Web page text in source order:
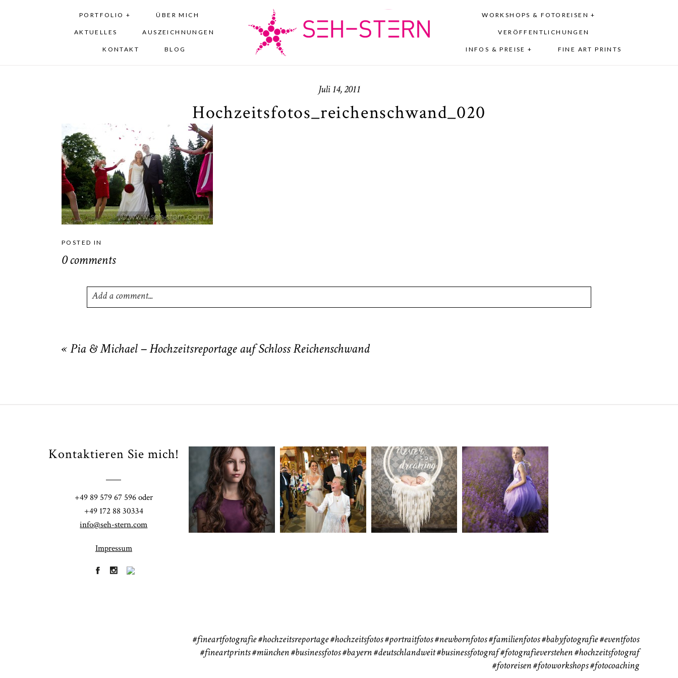
PORTFOLIO + ÜBER MICH
AKTUELLES AUSZEICHNUNGEN
KONTAKT BLOG
WORKSHOPS & FOTOREISEN +
VERÖFFENTLICHUNGEN
INFOS & PREISE + FINE ART PRINTS
Juli 14, 2011
Hochzeitsfotos_reichenschwand_020
POSTED IN
0 comments
Add a comment...
« Pia & Michael – Hochzeitsreportage auf Schloss Reichenschwand
Kontaktieren Sie mich!
+49 89 579 67 596 oder
+49 172 88 30334
info@seh-stern.com
Impressum
Fineart
41
Hochzeit
183
Baby/Newborn
72
Kinder
111
#fineartfotografie #hochzeitsreportage #hochzeitsfotos #portraitfotos #newbornfotos #familienfotos #babyfotografie #eventfotos
#fineartprints#münchen#businessfotos#bayern #deutschlandweit #businessfotograf#fotografieverstehen #hochzeitsfotograf
#fotoreisen #fotoworkshops #fotocoaching